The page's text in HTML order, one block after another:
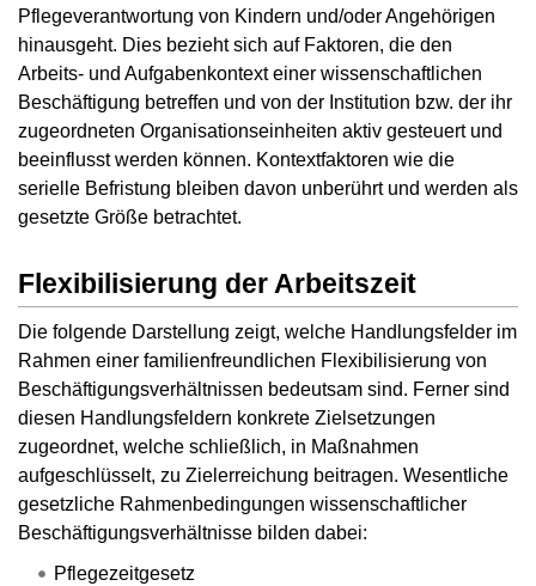
Pflegeverantwortung von Kindern und/oder Angehörigen
hinausgeht. Dies bezieht sich auf Faktoren, die den
Arbeits- und Aufgabenkontext einer wissenschaftlichen
Beschäftigung betreffen und von der Institution bzw. der ihr
zugeordneten Organisationseinheiten aktiv gesteuert und
beeinflusst werden können. Kontextfaktoren wie die
serielle Befristung bleiben davon unberührt und werden als
gesetzte Größe betrachtet.
Flexibilisierung der Arbeitszeit
Die folgende Darstellung zeigt, welche Handlungsfelder im
Rahmen einer familienfreundlichen Flexibilisierung von
Beschäftigungsverhältnissen bedeutsam sind. Ferner sind
diesen Handlungsfeldern konkrete Zielsetzungen
zugeordnet, welche schließlich, in Maßnahmen
aufgeschlüsselt, zu Zielerreichung beitragen. Wesentliche
gesetzliche Rahmenbedingungen wissenschaftlicher
Beschäftigungsverhältnisse bilden dabei:
Pflegezeitgesetz